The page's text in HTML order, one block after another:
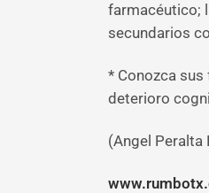
farmacéutico;
secundarios
* Conozca
deterioro
(Angel Peralta